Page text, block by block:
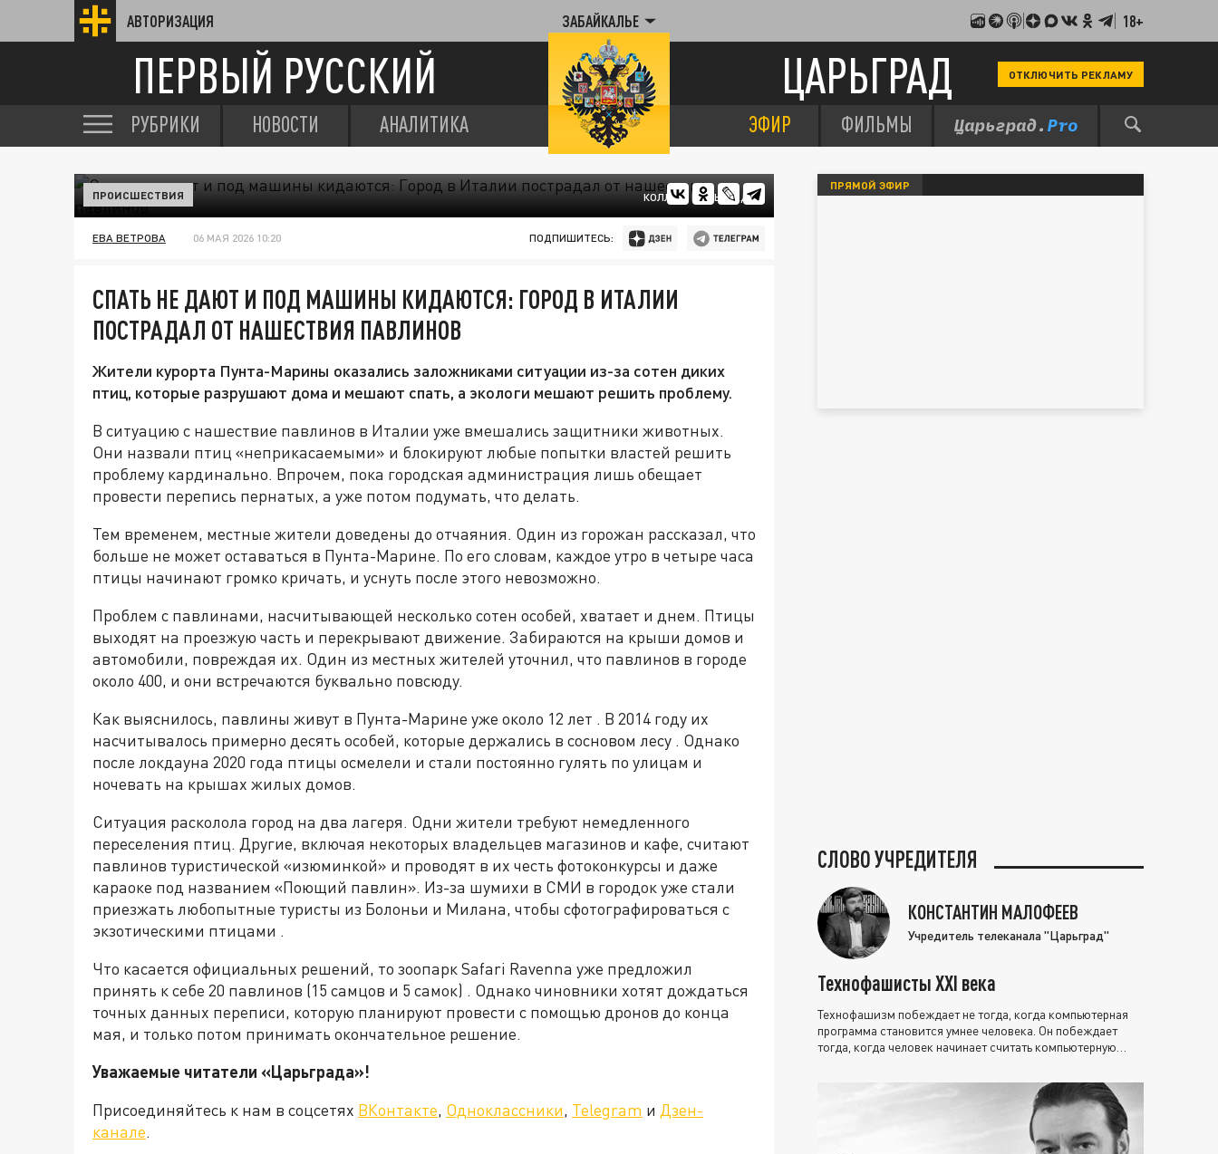
АВТОРИЗАЦИЯ ЗАБАЙКАЛЬЕ 18+
ПЕРВЫЙ РУССКИЙ ЦАРЬГРАД ОТКЛЮЧИТЬ РЕКЛАМУ
РУБРИКИ НОВОСТИ АНАЛИТИКА ЭФИР ФИЛЬМЫ
КОЛЛАЖ ЦАРЬГРАДА
ПРОИСШЕСТВИЯ
ЕВА ВЕТРОВА 06 МАЯ 2026 10:20 ПОДПИШИТЕСЬ:
СПАТЬ НЕ ДАЮТ И ПОД МАШИНЫ КИДАЮТСЯ: ГОРОД В ИТАЛИИ
ПОСТРАДАЛ ОТ НАШЕСТВИЯ ПАВЛИНОВ
Жители курорта Пунта-Марины оказались заложниками ситуации из-за сотен диких
птиц, которые разрушают дома и мешают спать, а экологи мешают решить проблему.
В ситуацию с нашествие павлинов в Италии уже вмешались защитники животных.
Они назвали птиц «неприкасаемыми» и блокируют любые попытки властей решить
проблему кардинально. Впрочем, пока городская администрация лишь обещает
провести перепись пернатых, а уже потом подумать, что делать.
Тем временем, местные жители доведены до отчаяния. Один из горожан рассказал, что
больше не может оставаться в Пунта-Марине. По его словам, каждое утро в четыре часа
птицы начинают громко кричать, и уснуть после этого невозможно.
Проблем с павлинами, насчитывающей несколько сотен особей, хватает и днем. Птицы
выходят на проезжую часть и перекрывают движение. Забираются на крыши домов и
автомобили, повреждая их. Один из местных жителей уточнил, что павлинов в городе
около 400, и они встречаются буквально повсюду.
Как выяснилось, павлины живут в Пунта-Марине уже около 12 лет . В 2014 году их
насчитывалось примерно десять особей, которые держались в сосновом лесу . Однако
после локдауна 2020 года птицы осмелели и стали постоянно гулять по улицам и
ночевать на крышах жилых домов.
Ситуация расколола город на два лагеря. Одни жители требуют немедленного
переселения птиц. Другие, включая некоторых владельцев магазинов и кафе, считают
павлинов туристической «изюминкой» и проводят в их честь фотоконкурсы и даже
караоке под названием «Поющий павлин». Из-за шумихи в СМИ в городок уже стали
приезжать любопытные туристы из Болоньи и Милана, чтобы сфотографироваться с
экзотическими птицами .
Что касается официальных решений, то зоопарк Safari Ravenna уже предложил
принять к себе 20 павлинов (15 самцов и 5 самок) . Однако чиновники хотят дождаться
точных данных переписи, которую планируют провести с помощью дронов до конца
мая, и только потом принимать окончательное решение.
Уважаемые читатели «Царьграда»!
Присоединяйтесь к нам в соцсетях ВКонтакте, Одноклассники, Telegram и Дзен-
канале.
ПРЯМОЙ ЭФИР
СЛОВО УЧРЕДИТЕЛЯ
КОНСТАНТИН МАЛОФЕЕВ
Учредитель телеканала "Царьград"
Технофашисты XXI века
Технофашизм побеждает не тогда, когда компьютерная
программа становится умнее человека. Он побеждает
тогда, когда человек начинает считать компьютерную